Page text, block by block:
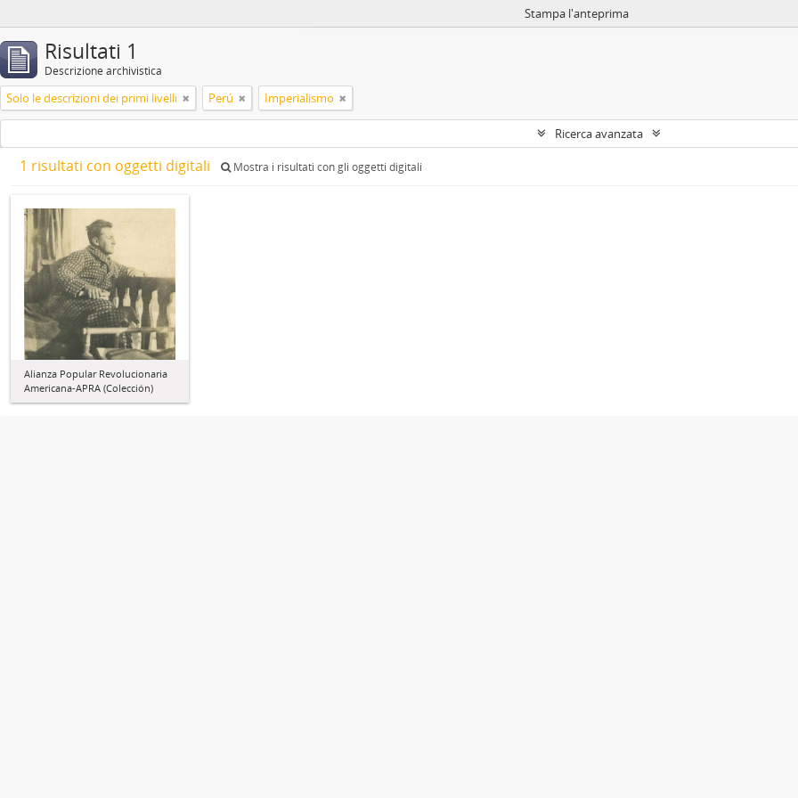
Stampa l'anteprima
Risultati 1
Descrizione archivistica
Solo le descrizioni dei primi livelli Perú Imperialismo
Ricerca avanzata
1 risultati con oggetti digitali Mostra i risultati con gli oggetti digitali
Alianza Popular Revolucionaria
Americana-APRA (Colección)